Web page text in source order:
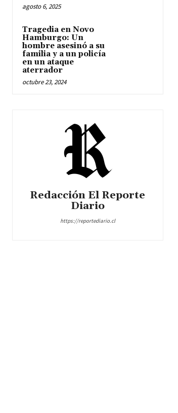
agosto 6, 2025
Tragedia en Novo
Hamburgo: Un
hombre asesinó a su
familia y a un policía
en un ataque
aterrador
octubre 23, 2024
Redacción El Reporte
Diario
https://reportediario.cl